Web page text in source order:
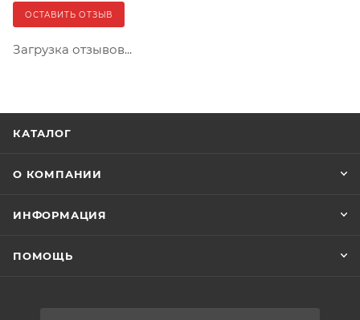
ОСТАВИТЬ ОТЗЫВ
Загрузка отзывов...
КАТАЛОГ
О КОМПАНИИ
ИНФОРМАЦИЯ
ПОМОЩЬ